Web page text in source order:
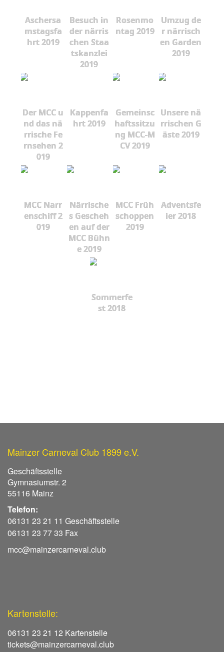
Aschersa
mstagsfa
hrt 2019
Besuch in
der närris
chen Staa
tskanzlei
2019
Rosenmo
ntag 2019
Umzug de
r närrisch
en Garden
2019
Der MCC u
nd das nä
rrische Fe
rnsehen 2
019
Kappenfa
hrt 2019
Gemeinsc
haftssitzu
ng MCC-M
CV 2019
Unsere nä
rrischen G
äste 2019
MCC Narr
enschiff 2
019
Närrische
s Gescheh
en auf der
MCC Bühn
e 2019
MCC Früh
schoppen
2019
Adventsfe
ier 2018
Sommerfe
st 2018
Mainzer Carneval Club 1899 e.V.
Geschäftsstelle
Gymnasiumstr. 2
55116 Mainz
Telefon:
06131 23 21 11 Geschäftsstelle
06131 23 77 33 Fax
mcc@mainzercarneval.club
Kartenstelle:
06131 23 21 12 Kartenstelle
tickets@mainzercarneval.club